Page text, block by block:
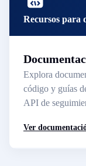
Recursos para
Explora
código y guías
API de
Ver